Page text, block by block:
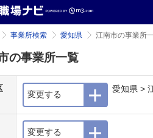
事業所検索 愛知県 江南市の事業所
の事業所一覧
変更する
愛知県 >
変更する